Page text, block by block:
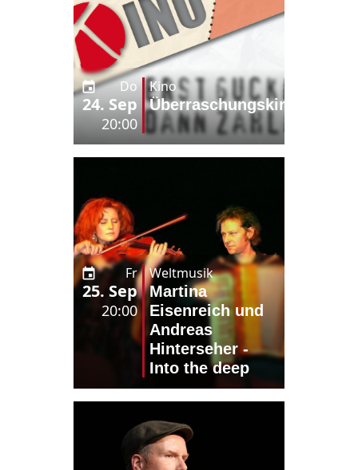
Do
24. Sep
20:00
Kino
Überraschungskino
Fr
25. Sep
20:00
Weltmusik
Martina
Eisenreich und
Andreas
Hinterseher -
Into the deep